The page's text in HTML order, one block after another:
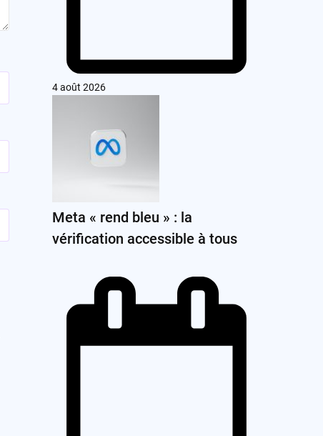
4 août 2026
Meta « rend bleu » : la
vérification accessible à tous